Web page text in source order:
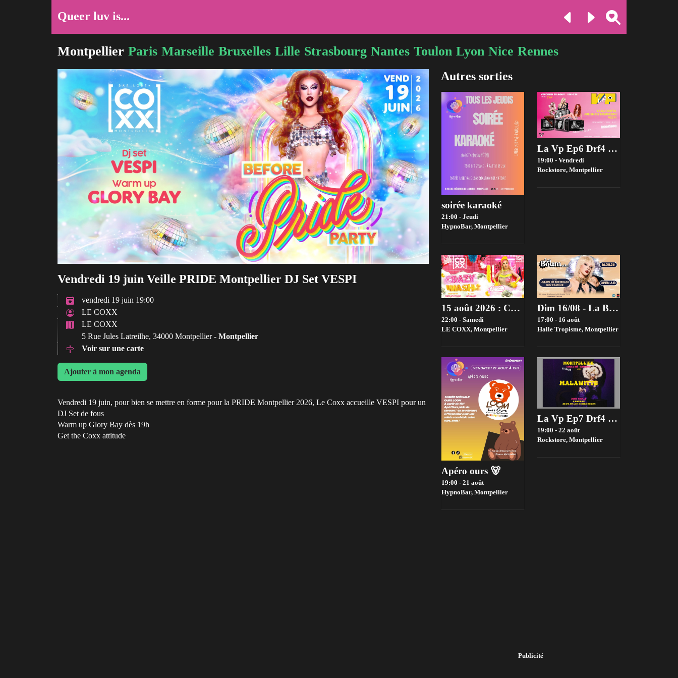
Queer luv is...
Montpellier Paris Marseille Bruxelles Lille Strasbourg Nantes Toulon Lyon Nice Rennes
Vendredi 19 juin Veille PRIDE Montpellier DJ Set VESPI
vendredi 19 juin 19:00
LE COXX
LE COXX
5 Rue Jules Latreilhe, 34000 Montpellier - Montpellier
Voir sur une carte
Ajouter à mon agenda
Vendredi 19 juin, pour bien se mettre en forme pour la PRIDE Montpellier 2026, Le Coxx accueille VESPI pour un
DJ Set de fous
Warm up Glory Bay dès 19h
Get the Coxx attitude
Autres sorties
soirée karaoké
21:00 - Jeudi
HypnoBar, Montpellier
La Vp Ep6 Drf4 #Cheredition
19:00 - Vendredi
Rockstore, Montpellier
15 août 2026 : CRAZY WASH Hosted by Miss Victoire
22:00 - Samedi
LE COXX, Montpellier
Dim 16/08 - La Boum X Tropisme - Open Air - La Derniere
17:00 - 16 août
Halle Tropisme, Montpellier
Apéro ours 🐻
19:00 - 21 août
HypnoBar, Montpellier
La Vp Ep7 Drf4 : La Demi-Finale
19:00 - 22 août
Rockstore, Montpellier
Publicité